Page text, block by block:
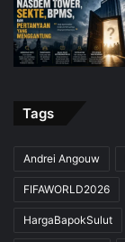
Tags
Andrei Angouw
FIFAWORLD2026
HargaBapokSulut